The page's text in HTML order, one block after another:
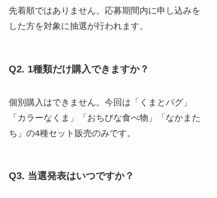
先着順ではありません。応募期間内に申し込みを
した方を対象に抽選が行われます。
Q2. 1種類だけ購入できますか？
個別購入はできません。今回は「くまとパグ」
「カラーなくま」「おちびな食べ物」「なかまた
ち」の4種セット販売のみです。
Q3. 当選発表はいつですか？